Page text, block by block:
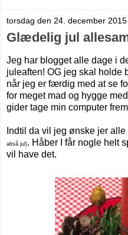
torsdag den 24. december 2015
Glædelig jul
Jeg har blogget alle dage i
juleaften! OG jeg skal holde
når jeg er færdig med at se
for meget mad og hygge
gider tage min computer
Indtil da vil jeg ønske jer
altså jul). Håber I får nogle helt
vil have det.